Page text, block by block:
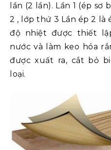
lần (2 lần). Lần 1 (ép
2 , lớp thứ 3 Lần ép 2 là
độ nhiệt được thiết
nước và làm keo hóa
được xuất ra, cắt bỏ
loại.